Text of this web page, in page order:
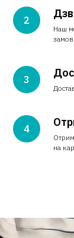
Наш
на